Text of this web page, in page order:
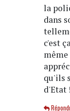
la
dans
c'est
qu'ils
d'Etat